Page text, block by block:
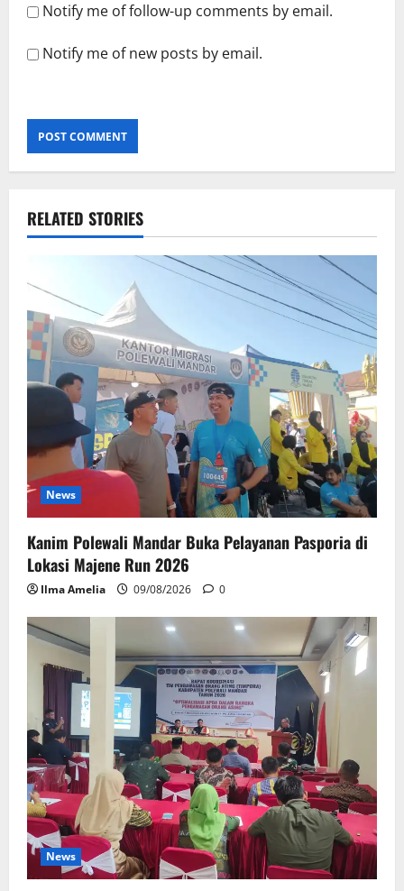
Notify me of follow-up comments by email.
Notify me of new posts by email.
RELATED STORIES
News
Kanim Polewali Mandar Buka Pelayanan Pasporia di
Lokasi Majene Run 2026
Ilma Amelia 09/08/2026 0
News